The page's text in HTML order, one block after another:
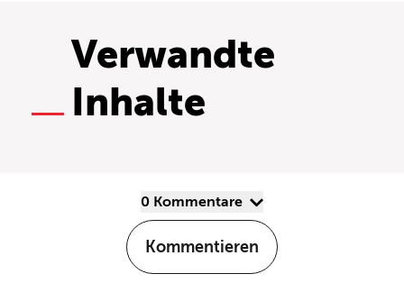
Verwandte
Inhalte
0 Kommentare
Kommentieren